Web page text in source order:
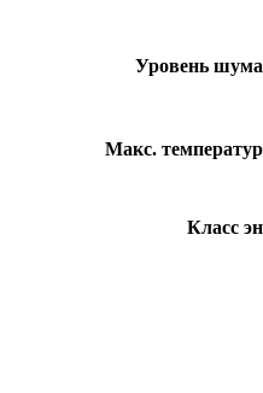
Уровень
Макс.
Класс